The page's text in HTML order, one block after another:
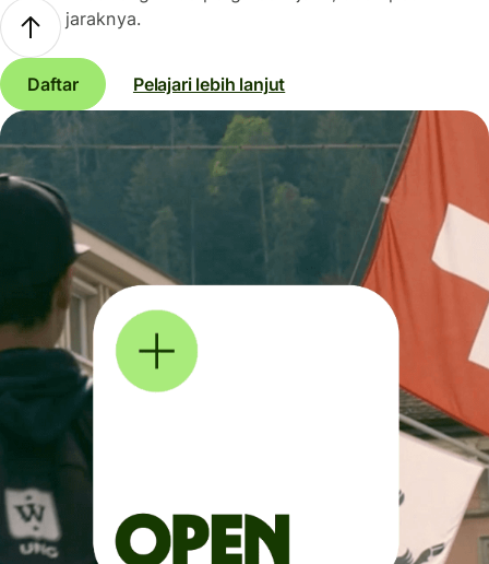
jaraknya.
Daftar Pelajari lebih lanjut